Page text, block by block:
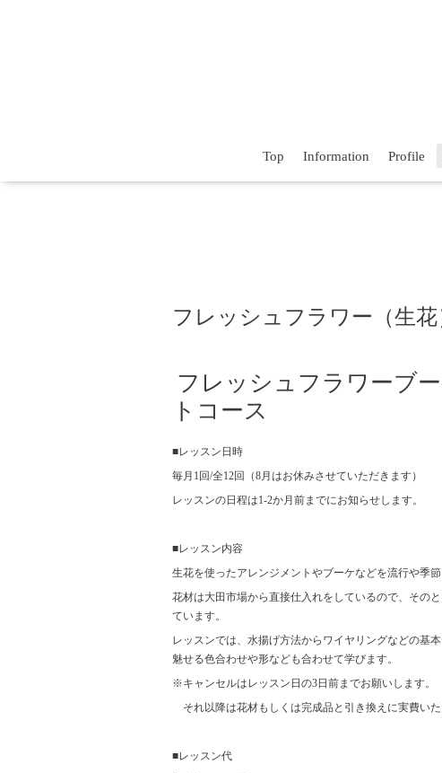
Top Information Profile
フレッシュフラワー（生花
フレッシュフラワーブ
トコース
■レッスン日時
毎月1回/全12回（8月はお休みさせていただきます）
レッスンの日程は1-2か月前までにお知らせします。
■レッスン内容
生花を使ったアレンジメントやブーケなどを流行や季
花材は大田市場から直接仕入れをしているので、その
ています。
レッスンでは、水揚げ方法からワイヤリングなどの基本
魅せる色合わせや形なども合わせて学びます。
※キャンセルはレッスン日の3日前までお願いします。
それ以降は花材もしくは完成品と引き換えに実費い
■レッスン代